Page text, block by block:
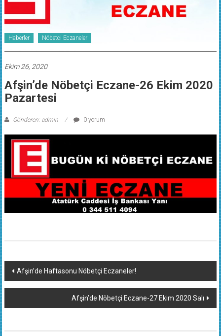
Haberler Nöbetci Eczaneler
Ekim 26, 2020
Afşin’de Nöbetçi Eczane-26 Ekim 2020
Pazartesi
Gönderen: admin 0 yorum
Yazı
dolaşımı
Afşin’de Haftasonu Nöbetçi Eczaneler!
Afşin’de Nöbetçi Eczane-27 Ekim 2020 Salı